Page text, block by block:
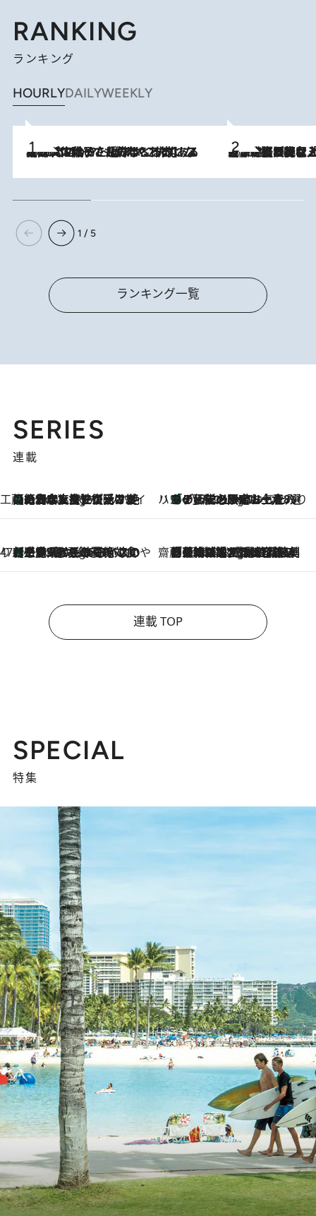
RANKING
ランキング
HOURLYDAILYWEEKLY
2026.8.5
【阿川佐和子さんの年とる力】なぜ70代で始めた趣味は“こんなに楽しい”のか？ ピアノ、俳句…スランプに陥っても続けられる“ある秘訣”とは 2026.8.5
【なぜ吉沢亮は「気配を消せる」のか？】興行収入208億の『国宝』を経て挑むミュージカル『ディア・エヴァン・ハンセン』。トップ俳優が舞台上でさらけ出した“孤独”とは
1 / 5
ランキング一覧
SERIES
連載
工藤まやのおもてなしハワイ
7 Hours Ago
【ハワイ土産】ローカルの絶大な支持で復活！ 絶品の幻クッキー《元ファンの日本人女性が受け継いだ名店》 ハワイ賢者 リサのお気に入りリスト7 Hours Ago
あの伝説の限定トートも！ リニューアルした「ディーン＆デルーカ ハワイ」で必須のお土産8選
47都道府県の手みやげ ひんやりスイーツで夏を満喫
7 Hours Ago
【三重県】この夏絶対食べたい 冷やしておいしいおやつ3選 お餅×アイスの新感覚スイーツ 齋藤 薫 美容脳ルネサンス
7 Hours Ago
「荷物が増えるほど旅ストレスは増す」美容ジャーナリストがたどり着いた最終結論。“化粧品を劇的に減らす”感動の凝縮美容とは
連載 TOP
SPECIAL
特集